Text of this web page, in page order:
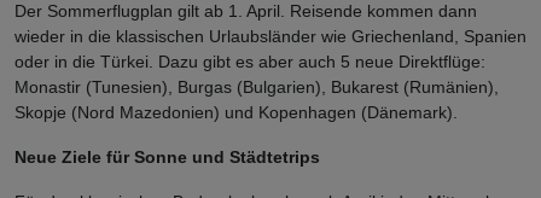
Der Sommerflugplan gilt ab 1. April. Reisende kommen dann
wieder in die klassischen Urlaubsländer wie Griechenland, Spanien
oder in die Türkei. Dazu gibt es aber auch 5 neue Direktflüge:
Monastir (Tunesien), Burgas (Bulgarien), Bukarest (Rumänien),
Skopje (Nord Mazedonien) und Kopenhagen (Dänemark).
Neue Ziele für Sonne und Städtetrips